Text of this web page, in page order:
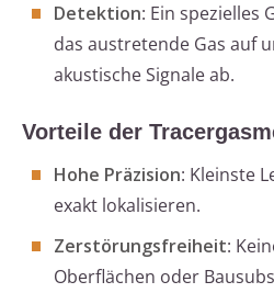
Detektion: Ein spezielles
das austretende Gas auf
akustische Signale ab.
Vorteile der
Hohe Präzision: Kleinste
exakt lokalisieren.
Zerstörungsfreiheit:
Oberflächen oder